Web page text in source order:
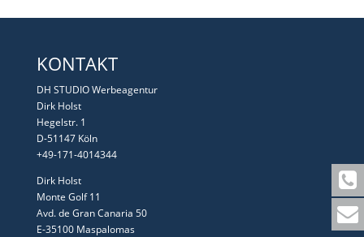
KONTAKT
DH STUDIO Werbeagentur
Dirk Holst
Hegelstr. 1
D-51147 Köln
+49-171-4014344
Dirk Holst
Monte Golf 11
Avd. de Gran Canaria 50
E-35100 Maspalomas